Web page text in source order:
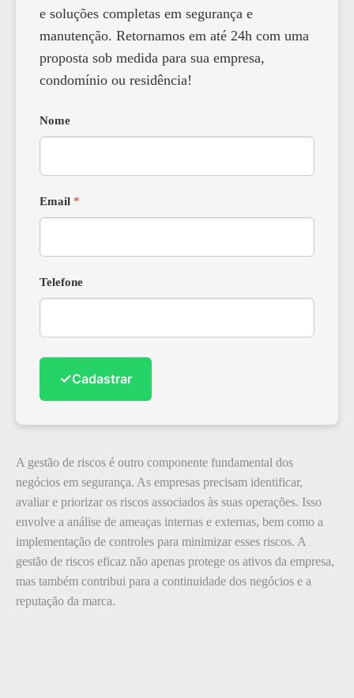
e soluções completas em segurança e
manutenção. Retornamos em até 24h com uma
proposta sob medida para sua empresa,
condomínio ou residência!
Nome
Email *
Telefone
✓Cadastrar
A gestão de riscos é outro componente fundamental dos
negócios em segurança. As empresas precisam identificar,
avaliar e priorizar os riscos associados às suas operações. Isso
envolve a análise de ameaças internas e externas, bem como a
implementação de controles para minimizar esses riscos. A
gestão de riscos eficaz não apenas protege os ativos da empresa,
mas também contribui para a continuidade dos negócios e a
reputação da marca.